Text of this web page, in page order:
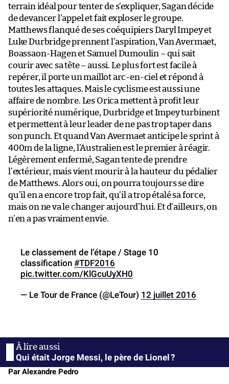
terrain idéal pour tenter de s’expliquer, Sagan décide
de devancer l’appel et fait exploser le groupe.
Matthews flanqué de ses coéquipiers Daryl Impey et
Luke Durbridge prennent l’aspiration, Van Avermaet,
Boassaon-Hagen et Samuel Dumoulin – qui sait
courir avec sa tête – aussi. Le plus fort est facile à
repérer, il porte un maillot arc-en-ciel et répond à
toutes les attaques. Mais le cyclisme est aussi une
affaire de nombre. Les Orica mettent à profit leur
supériorité numérique, Durbridge et Impey turbinent
et permettent à leur leader de ne pas trop taper dans
son punch. Et quand Van Avermaet anticipe le sprint à
400m de la ligne, l’Australien est le premier à réagir.
Légèrement enfermé, Sagan tente de prendre
l’extérieur, mais vient mourir à la hauteur du pédalier
de Matthews. Alors oui, on pourra toujours se dire
qu’il en a encore trop fait, qu’il a trop étalé sa force,
mais on ne va le changer aujourd’hui. Et d’ailleurs, on
n’en a pas vraiment envie.
Le classement de l’étape / Stage 10
classification #TDF2016
pic.twitter.com/KlGcuUyXH0
— Le Tour de France (@LeTour) 12 juillet 2016
Qui était Jorge Messi, le père de Lionel ?
Par Alexandre Pedro